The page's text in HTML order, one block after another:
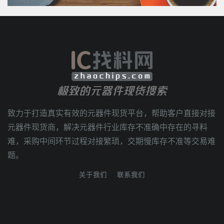
极致的元器件现货搜索
致力于打造真实有效的元器件现货平台，帮助客户直接对接
元器件现货商，解决元器件行业库存不准确中存在的寻料
难，采购中间环节过程对接繁琐，交期慢库存不准等交易难
题。
关于我们 联系我们